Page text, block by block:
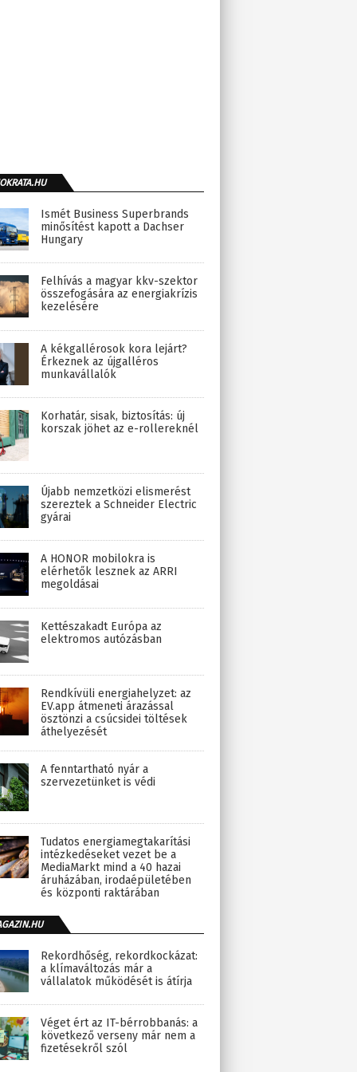
Ismét Business Superbrands
minősítést kapott a Dachser
Hungary
Felhívás a magyar kkv-szektor
összefogására az energiakrízis
kezelésére
A kékgallérosok kora lejárt?
Érkeznek az újgalléros
munkavállalók
Korhatár, sisak, biztosítás: új
korszak jöhet az e-rollereknél
Újabb nemzetközi elismerést
szereztek a Schneider Electric
gyárai
A HONOR mobilokra is
elérhetők lesznek az ARRI
megoldásai
Kettészakadt Európa az
elektromos autózásban
Rendkívüli energiahelyzet: az
EV.app átmeneti árazással
ösztönzi a csúcsidei töltések
áthelyezését
A fenntartható nyár a
szervezetünket is védi
Tudatos energiamegtakarítási
intézkedéseket vezet be a
MediaMarkt mind a 40 hazai
áruházában, irodaépületében
és központi raktárában
Rekordhőség, rekordkockázat:
a klímaváltozás már a
vállalatok működését is átírja
Véget ért az IT-bérrobbanás: a
következő verseny már nem a
fizetésekről szól